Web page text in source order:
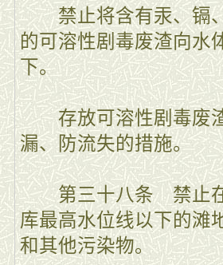
禁止将含有汞、镉、
的可溶性剧毒废渣向水
下。
存放可溶性剧毒废渣
漏、防流失的措施。
第三十八条 禁止在
库最高水位线以下的滩
和其他污染物。